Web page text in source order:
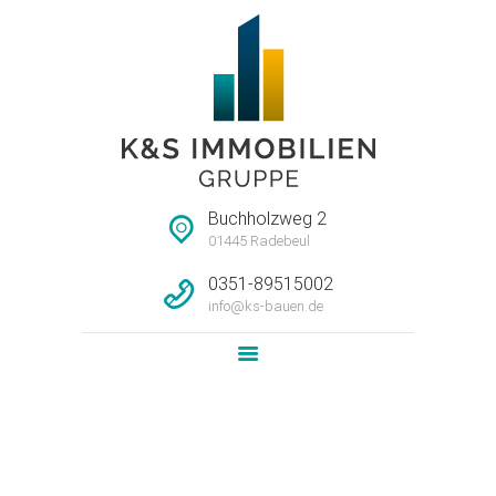
Buchholzweg 2
01445 Radebeul
0351-89515002
info@ks-bauen.de
STARTSEITE
HAUSMEISTERSERVI
UNTERNEHMEN
IMMOBILIEN
LEISTUNG
NEWS